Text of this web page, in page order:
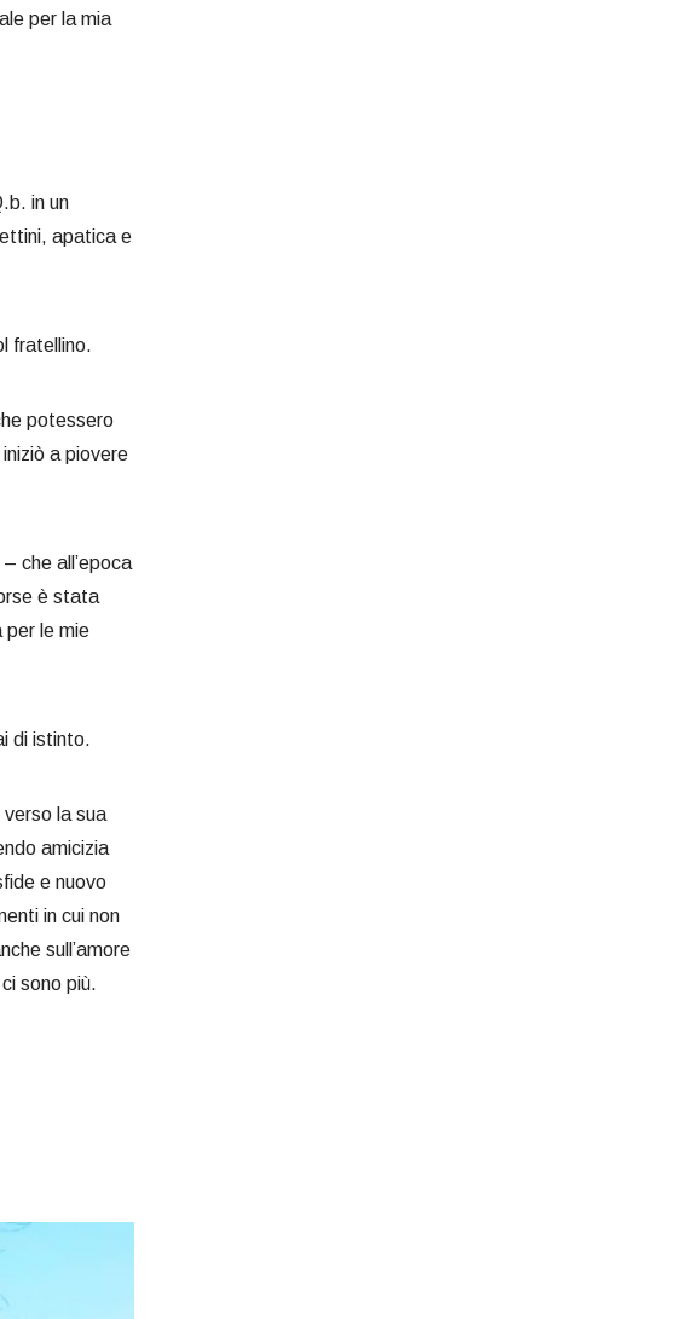
per la mia
in un
apatica e
fratellino.
potessero
a piovere
che all’epoca
è stata
per le mie
di istinto.
la sua
amicizia
e nuovo
in cui non
sull’amore
sono più.